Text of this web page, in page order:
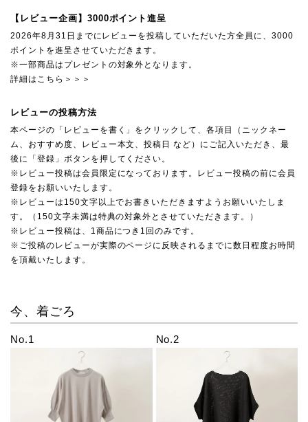
【レビュー企画】3000ポイント進呈
2026年8月31日までにレビューを投稿していただいた方全員に、3000
ポイントを進呈させていただきます。
※一部商品はプレゼントの対象外となります。
詳細はこちら＞＞＞
レビューの投稿方法
本ページの「レビューを書く」をクリックして、各項目（ニックネー
ム、おすすめ度、レビュー本文、投稿日 など）にご記入いただき、最
後に「登録」ボタンを押してください。
※レビュー投稿は会員限定になっております。レビュー投稿の前に会員
登録をお願いいたします。
※レビューは150文字以上でお書きいただきますようお願いいたしま
す。（150文字未満は特典の対象外とさせていただきます。）
※レビュー投稿は、1商品につき1回のみです。
※ご投稿のレビューが実際のページに反映されるまでに数日程度お時間
を頂戴いたします。
今、着ごろ
No.1 No.2